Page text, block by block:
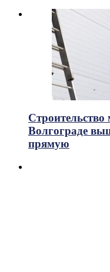
Волгограде
прямую